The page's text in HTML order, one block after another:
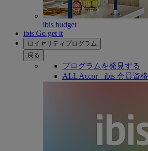
ibis budget
ibis Go get it
ロイヤリティプログラム
戻る
プログラムを発見する
ALL Accor+ ibis 会員資格